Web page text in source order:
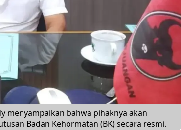
menyampaikan bahwa pihaknya akan
Badan Kehormatan (BK) secara resmi.